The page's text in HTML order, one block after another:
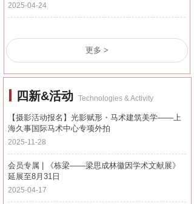
更多 >
2025-04-24
【摄影活动报名】光影赋形・马术建筑美学——上
海久事国际马术中心专项外拍
2025-11-28
会员专属 | 《栋梁——梁思成林徽因学术文献展》
延展至8月31日
2025-04-17
四新&活动 Technologies & Activity